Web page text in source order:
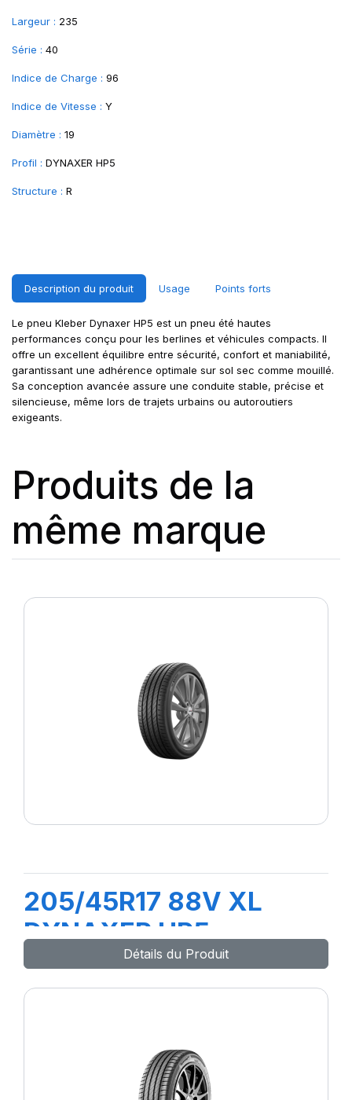
Largeur : 235
Série : 40
Indice de Charge : 96
Indice de Vitesse : Y
Diamètre : 19
Profil : DYNAXER HP5
Structure : R
Description du produit Usage Points forts
Le pneu Kleber Dynaxer HP5 est un pneu été hautes
performances conçu pour les berlines et véhicules compacts. Il
offre un excellent équilibre entre sécurité, confort et maniabilité,
garantissant une adhérence optimale sur sol sec comme mouillé.
Sa conception avancée assure une conduite stable, précise et
silencieuse, même lors de trajets urbains ou autoroutiers
exigeants.
Produits de la
même marque
205/45R17 88V XL
DYNAXER HP5
Détails du Produit